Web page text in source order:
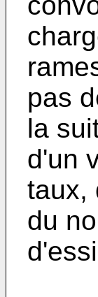
pas
la
d'un
taux,
du